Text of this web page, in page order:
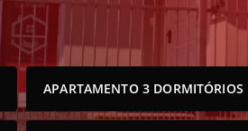
APARTAMENTO 3 DORMITÓRIOS